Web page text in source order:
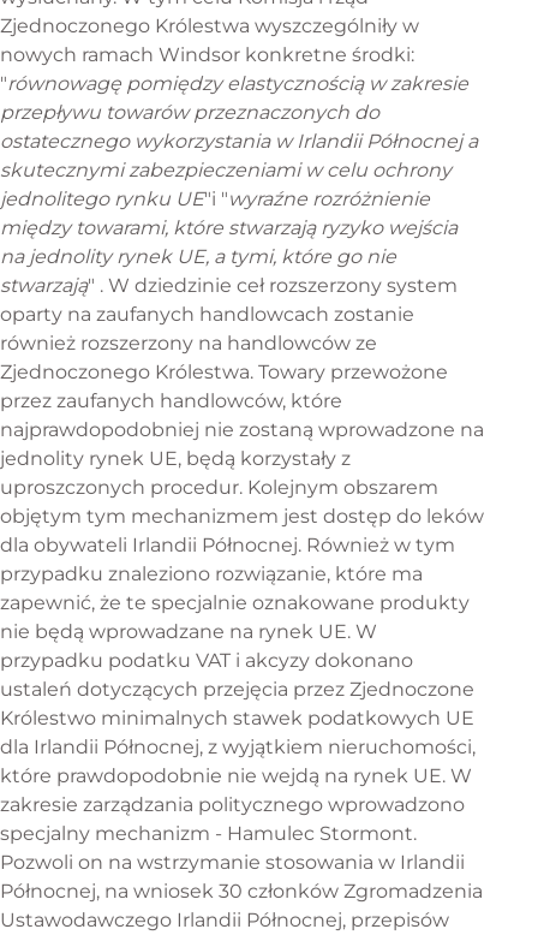
Zjednoczonego Królestwa wyszczególniły w
nowych ramach Windsor konkretne środki:
"równowagę pomiędzy elastycznością w zakresie
przepływu towarów przeznaczonych do
ostatecznego wykorzystania w Irlandii Północnej a
skutecznymi zabezpieczeniami w celu ochrony
jednolitego rynku UE"i "wyraźne rozróżnienie
między towarami, które stwarzają ryzyko wejścia
na jednolity rynek UE, a tymi, które go nie
stwarzają" . W dziedzinie ceł rozszerzony system
oparty na zaufanych handlowcach zostanie
również rozszerzony na handlowców ze
Zjednoczonego Królestwa. Towary przewożone
przez zaufanych handlowców, które
najprawdopodobniej nie zostaną wprowadzone na
jednolity rynek UE, będą korzystały z
uproszczonych procedur. Kolejnym obszarem
objętym tym mechanizmem jest dostęp do leków
dla obywateli Irlandii Północnej. Również w tym
przypadku znaleziono rozwiązanie, które ma
zapewnić, że te specjalnie oznakowane produkty
nie będą wprowadzane na rynek UE. W
przypadku podatku VAT i akcyzy dokonano
ustaleń dotyczących przejęcia przez Zjednoczone
Królestwo minimalnych stawek podatkowych UE
dla Irlandii Północnej, z wyjątkiem nieruchomości,
które prawdopodobnie nie wejdą na rynek UE. W
zakresie zarządzania politycznego wprowadzono
specjalny mechanizm - Hamulec Stormont.
Pozwoli on na wstrzymanie stosowania w Irlandii
Północnej, na wniosek 30 członków Zgromadzenia
Ustawodawczego Irlandii Północnej, przepisów